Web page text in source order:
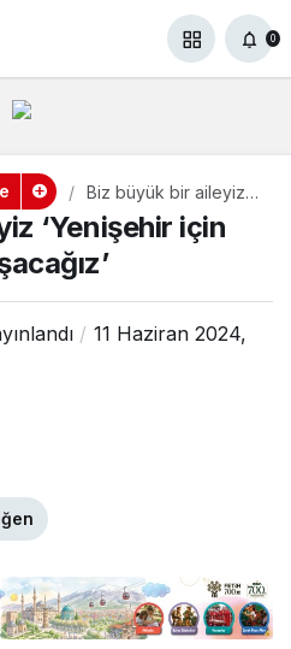
0
Biz büyük bir aileyiz
‘Yenişehir için gece
gündüz çalışacağız’
‘Yenişehir için
11 Haziran 2024,
0 Paylaş